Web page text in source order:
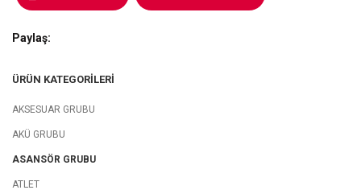
Paylaş
ÜRÜN KATEGORILERI
AKSESUAR GRUBU
AKÜ GRUBU
ASANSÖR GRUBU
ATLET